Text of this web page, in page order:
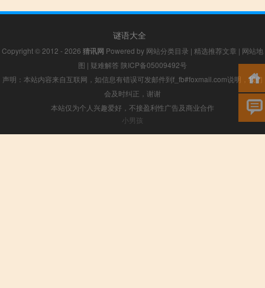
谜语大全
Copyright © 2012 - 2026 猜讯网 Powered by 网站分类目录 | 精选推荐文章 | 网站地
图 | 疑难解答 陕ICP备05009492号
声明：本站内容来自互联网，如信息有错误可发邮件到f_fb#foxmail.com说明，我们
会及时纠正，谢谢
本站仅为个人兴趣爱好，不接盈利性广告及商业合作
小男孩